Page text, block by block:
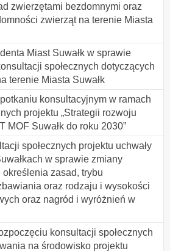
zwierzętami bezdomnymi oraz
zwierząt na terenie Miasta
Miast Suwałk w sprawie
społecznych dotyczących
terenie Miasta Suwałk
konsultacyjnym w ramach
projektu „Strategii rozwoju
MOF Suwałk do roku 2030”
społecznych projektu uchwały
w sprawie zmiany
określenia zasad, trybu
oraz rodzaju i wysokości
oraz nagród i wyróżnień w
konsultacji społecznych
na środowisko projektu